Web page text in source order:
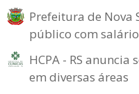
Prefeitura de Nova
público com
HCPA - RS
em diversas áreas